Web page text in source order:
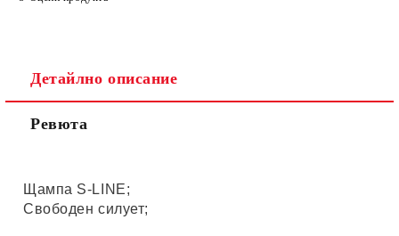
Детайлно описание
Ревюта
Щампа S-LINE;
Свободен силует;